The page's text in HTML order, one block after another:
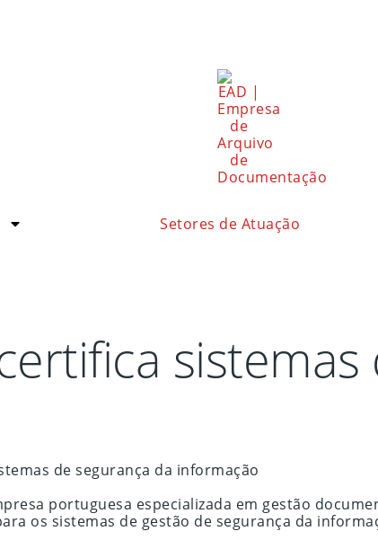
Setores de Atuação
de segurança da informação
portuguesa especializada em gestão
os sistemas de gestão de segurança da